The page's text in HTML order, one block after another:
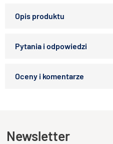
podawania jedzenia jak i
wody. Łatwa do czyszczenia.
Pojemność: 0,2l
Zapytaj o produkt
Newsletter